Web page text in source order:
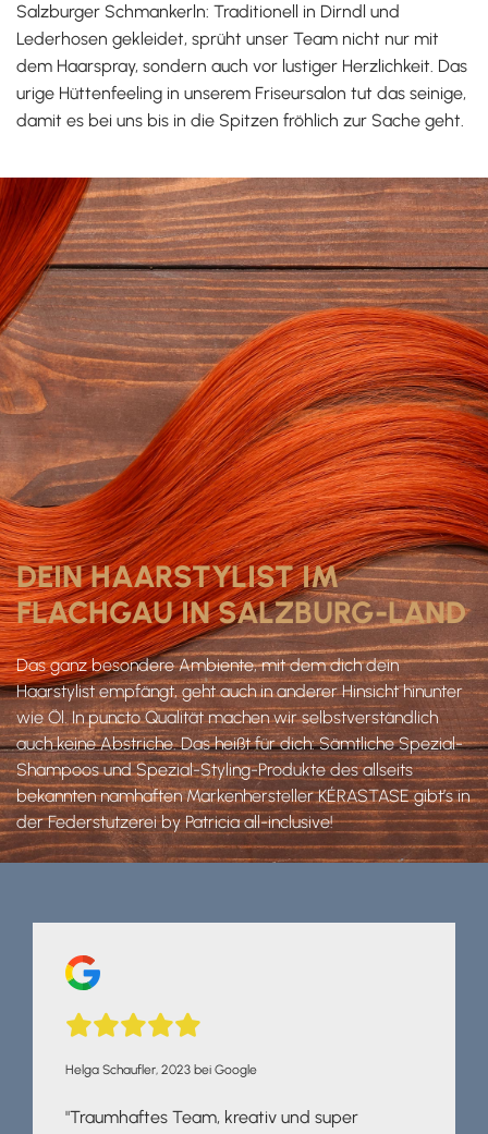
Salzburger Schmankerln: Traditionell in Dirndl und
Lederhosen gekleidet, sprüht unser Team nicht nur mit
dem Haarspray, sondern auch vor lustiger Herzlichkeit. Das
urige Hüttenfeeling in unserem Friseursalon tut das seinige,
damit es bei uns bis in die Spitzen fröhlich zur Sache geht.
DEIN HAARSTYLIST IM
FLACHGAU IN SALZBURG-LAND
Das ganz besondere Ambiente, mit dem dich dein
Haarstylist empfängt, geht auch in anderer Hinsicht hinunter
wie Öl. In puncto Qualität machen wir selbstverständlich
auch keine Abstriche. Das heißt für dich: Sämtliche Spezial-
Shampoos und Spezial-Styling-Produkte des allseits
bekannten namhaften Markenhersteller KÉRASTASE gibt’s in
der Federstutzerei by Patricia all-inclusive!

Helga Schaufler, 2023 bei Google
"Traumhaftes Team, kreativ und super